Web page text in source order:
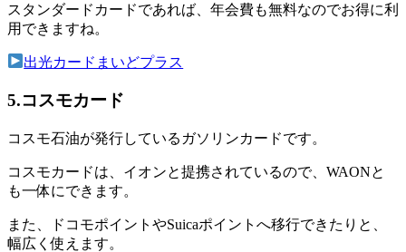
スタンダードカードであれば、年会費も無料なのでお得に利
用できますね。
出光カードまいどプラス
5.コスモカード
コスモ石油が発行しているガソリンカードです。
コスモカードは、イオンと提携されているので、WAONと
も一体にできます。
また、ドコモポイントやSuicaポイントへ移行できたりと、
幅広く使えます。